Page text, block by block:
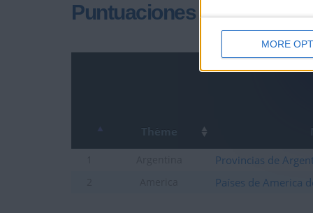
MORE
Puntuaciones
Thème
Provincias de
Países de America